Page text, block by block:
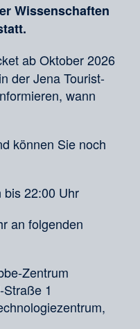
Wissenschaften
ab Oktober 2026
der Jena Tourist-
wann
können Sie noch
bis 22:00 Uhr
an folgenden
Zentrum
1